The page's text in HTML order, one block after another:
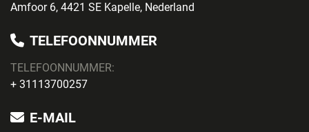
Amfoor 6, 4421 SE Kapelle, Nederland
TELEFOONNUMMER
TELEFOONNUMMER:
+ 31113700257
E-MAIL